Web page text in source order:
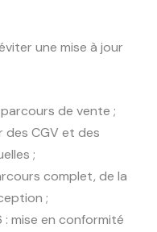
une mise à jour
de vente ;
des CGV et des
;
complet, de la
;
: mise en conformité